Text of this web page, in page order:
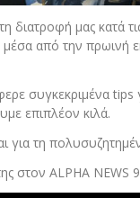
διατροφή μας κατά
από την πρωινή
συγκεκριμένα
επιπλέον κιλά.
για τη
στον ALPHA NEWS